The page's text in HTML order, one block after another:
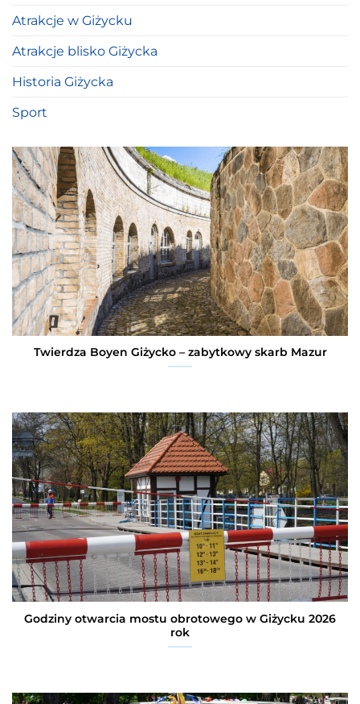
Atrakcje w Giżycku
Atrakcje blisko Giżycka
Historia Giżycka
Sport
Twierdza Boyen Giżycko – zabytkowy skarb Mazur
Godziny otwarcia mostu obrotowego w Giżycku 2026
rok